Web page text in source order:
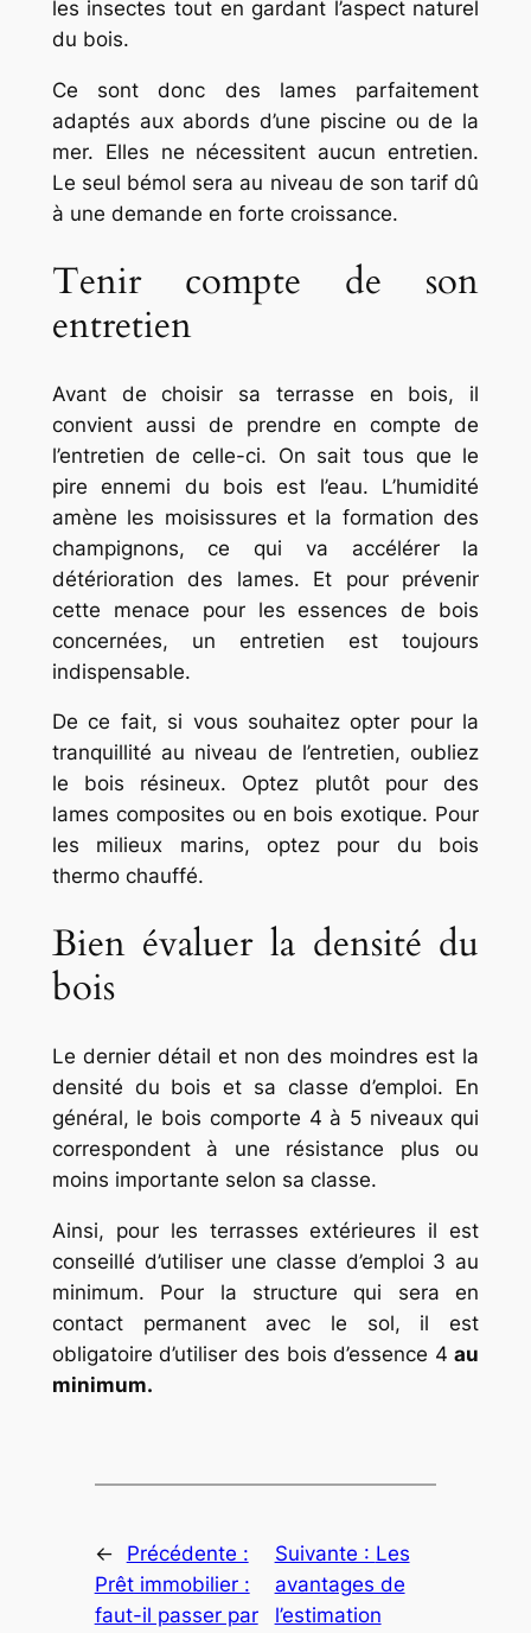
les insectes tout en gardant l’aspect naturel
du bois.
Ce sont donc des lames parfaitement
adaptés aux abords d’une piscine ou de la
mer. Elles ne nécessitent aucun entretien.
Le seul bémol sera au niveau de son tarif dû
à une demande en forte croissance.
Tenir compte de son
entretien
Avant de choisir sa terrasse en bois, il
convient aussi de prendre en compte de
l’entretien de celle-ci. On sait tous que le
pire ennemi du bois est l’eau. L’humidité
amène les moisissures et la formation des
champignons, ce qui va accélérer la
détérioration des lames. Et pour prévenir
cette menace pour les essences de bois
concernées, un entretien est toujours
indispensable.
De ce fait, si vous souhaitez opter pour la
tranquillité au niveau de l’entretien, oubliez
le bois résineux. Optez plutôt pour des
lames composites ou en bois exotique. Pour
les milieux marins, optez pour du bois
thermo chauffé.
Bien évaluer la densité du
bois
Le dernier détail et non des moindres est la
densité du bois et sa classe d’emploi. En
général, le bois comporte 4 à 5 niveaux qui
correspondent à une résistance plus ou
moins importante selon sa classe.
Ainsi, pour les terrasses extérieures il est
conseillé d’utiliser une classe d’emploi 3 au
minimum. Pour la structure qui sera en
contact permanent avec le sol, il est
obligatoire d’utiliser des bois d’essence 4au
minimum.
←
Précédente :
Prêt immobilier :
faut-il passer par
Suivante : Les
avantages de
l’estimation